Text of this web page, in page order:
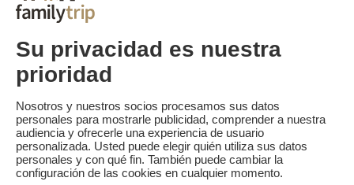
Destinos
Vacaciones de esquí en Francia
Familytrip
¿Quiénes somos?
Condiciones generales y política de privacidad
Lo que la prensa dice de nosotros
Socios FAQ Blog Mapa del sitio
Pago seguro dirigido por Sooyoos
Su privacidad es nuestra
prioridad
Nosotros y nuestros socios procesamos sus datos
personales para mostrarle publicidad, comprender a nuestra
audiencia y ofrecerle una experiencia de usuario
personalizada. Usted puede elegir quién utiliza sus datos
personales y con qué fin. También puede cambiar la
configuración de las cookies en cualquier momento.